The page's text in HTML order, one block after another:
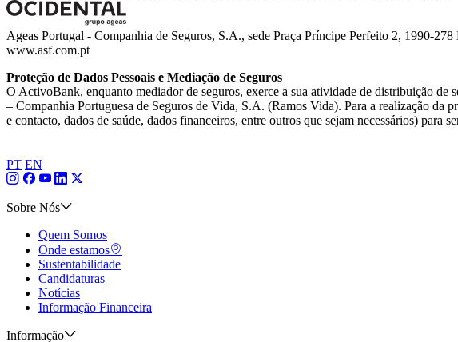
Ageas Portugal - Companhia de Seguros, S.A., sede Praça Príncipe Perfeito 2, 1990-
www.asf.com.pt
Proteção de Dados Pessoais e Mediação de Seguros
O ActivoBank, enquanto mediador de seguros, exerce a sua atividade de distribuição
– Companhia Portuguesa de Seguros de Vida, S.A. (Ramos Vida). Para a realização da
e contacto, dados de saúde, dados financeiros, entre outros que sejam necessários) para
PT EN
Sobre Nós
Quem Somos
Onde estamos
Sustentabilidade
Candidaturas
Notícias
Informação Financeira
Informação